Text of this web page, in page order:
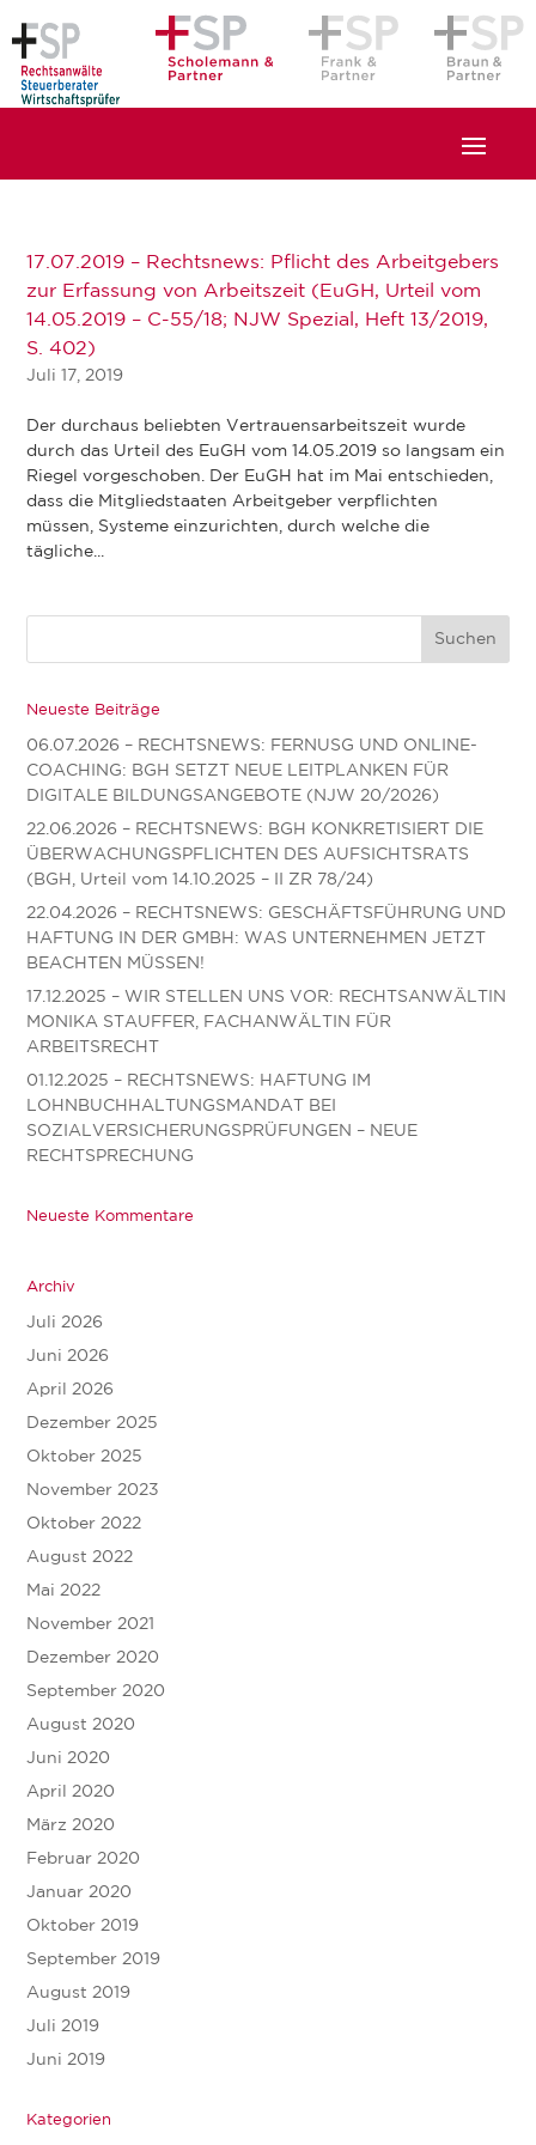
17.07.2019 – Rechtsnews: Pflicht des Arbeitgebers
zur Erfassung von Arbeitszeit (EuGH, Urteil vom
14.05.2019 – C-55/18; NJW Spezial, Heft 13/2019,
S. 402)
Juli 17, 2019
Der durchaus beliebten Vertrauensarbeitszeit wurde
durch das Urteil des EuGH vom 14.05.2019 so langsam ein
Riegel vorgeschoben. Der EuGH hat im Mai entschieden,
dass die Mitgliedstaaten Arbeitgeber verpflichten
müssen, Systeme einzurichten, durch welche die
tägliche...
Neueste Beiträge
06.07.2026 – RECHTSNEWS: FERNUSG UND ONLINE-
COACHING: BGH SETZT NEUE LEITPLANKEN FÜR
DIGITALE BILDUNGSANGEBOTE (NJW 20/2026)
22.06.2026 – RECHTSNEWS: BGH KONKRETISIERT DIE
ÜBERWACHUNGSPFLICHTEN DES AUFSICHTSRATS
(BGH, Urteil vom 14.10.2025 – II ZR 78/24)
22.04.2026 – RECHTSNEWS: GESCHÄFTSFÜHRUNG UND
HAFTUNG IN DER GMBH: WAS UNTERNEHMEN JETZT
BEACHTEN MÜSSEN!
17.12.2025 – WIR STELLEN UNS VOR: RECHTSANWÄLTIN
MONIKA STAUFFER, FACHANWÄLTIN FÜR
ARBEITSRECHT
01.12.2025 – RECHTSNEWS: HAFTUNG IM
LOHNBUCHHALTUNGSMANDAT BEI
SOZIALVERSICHERUNGSPRÜFUNGEN – NEUE
RECHTSPRECHUNG
Neueste Kommentare
Archiv
Juli 2026
Juni 2026
April 2026
Dezember 2025
Oktober 2025
November 2023
Oktober 2022
August 2022
Mai 2022
November 2021
Dezember 2020
September 2020
August 2020
Juni 2020
April 2020
März 2020
Februar 2020
Januar 2020
Oktober 2019
September 2019
August 2019
Juli 2019
Juni 2019
Kategorien